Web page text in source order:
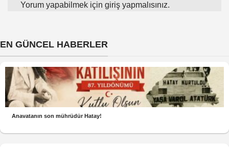
Yorum yapabilmek için giriş yapmalısınız.
EN GÜNCEL HABERLER
Anavatanın son mührüdür Hatay!